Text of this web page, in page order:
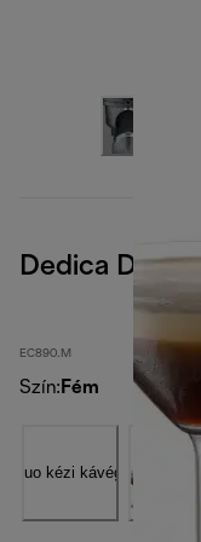
Dedica Duo
EC890.M
Szín: Fém